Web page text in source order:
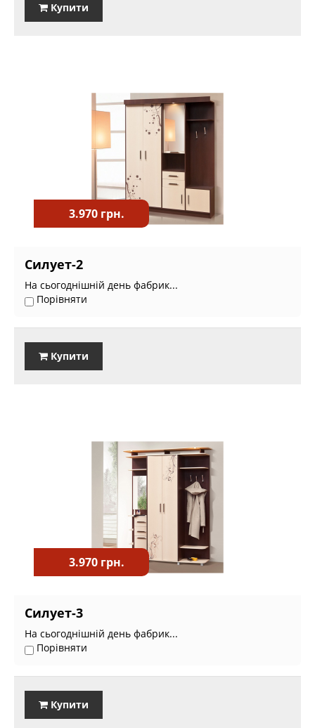
Купити
3.970 грн.
Силует-2
На сьогоднішній день фабрик...
Порівняти
Купити
3.970 грн.
Силует-3
На сьогоднішній день фабрик...
Порівняти
Купити